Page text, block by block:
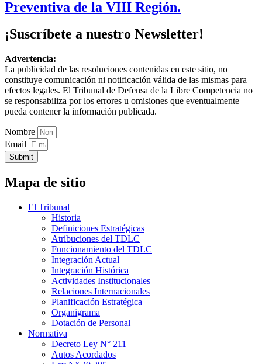
Preventiva de la VIII Región.
¡Suscríbete a nuestro Newsletter!
Advertencia:
La publicidad de las resoluciones contenidas en este sitio, no
constituye comunicación ni notificación válida de las mismas para
efectos legales. El Tribunal de Defensa de la Libre Competencia no
se responsabiliza por los errores u omisiones que eventualmente
pueda contener la información publicada.
Nombre
Email
Submit
Mapa de sitio
El Tribunal
Historia
Definiciones Estratégicas
Atribuciones del TDLC
Funcionamiento del TDLC
Integración Actual
Integración Histórica
Actividades Institucionales
Relaciones Internacionales
Planificación Estratégica
Organigrama
Dotación de Personal
Normativa
Decreto Ley N° 211
Autos Acordados